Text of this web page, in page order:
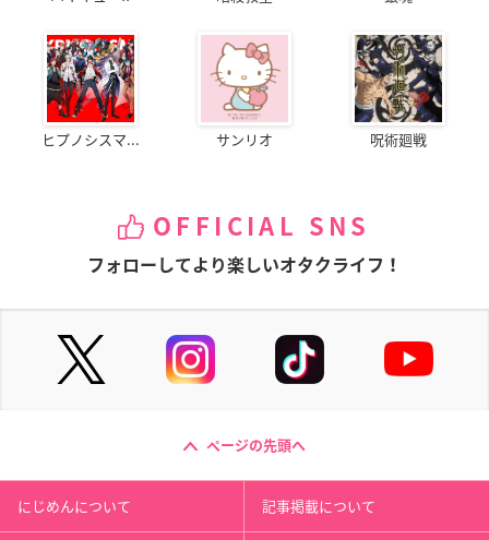
ヒプノシスマ... サンリオ 呪術廻戦
OFFICIAL SNS
フォローしてより楽しいオタクライフ！
ページの先頭へ
にじめんについて 記事掲載について